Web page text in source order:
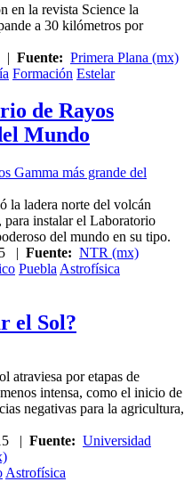
en la revista Science la
a 30 kilómetros por
| Fuente: Primera Plana (mx)
Formación Estelar
de Rayos
Mundo
la ladera norte del volcán
instalar el Laboratorio
del mundo en su tipo.
| Fuente: NTR (mx)
Puebla Astrofísica
el Sol?
atraviesa por etapas de
intensa, como el inicio de
negativas para la agricultura,
| Fuente: Universidad
Astrofísica